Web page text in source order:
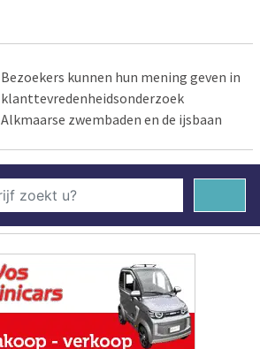
Bezoekers kunnen hun mening geven in
klanttevredenheidsonderzoek
Alkmaarse zwembaden en de ijsbaan